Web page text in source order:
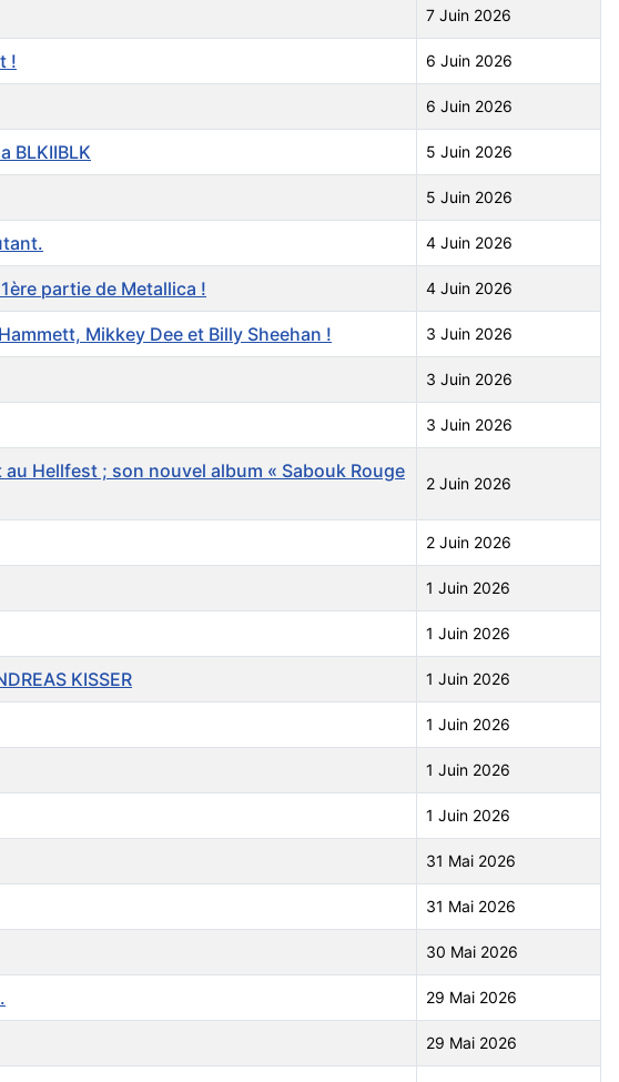
7 Juin 2026
! 6 Juin 2026
6 Juin 2026
BLKIIBLK 5 Juin 2026
5 Juin 2026
4 Juin 2026
partie de Metallica ! 4 Juin 2026
Mikkey Dee et Billy Sheehan ! 3 Juin 2026
3 Juin 2026
3 Juin 2026
Hellfest ; son nouvel album « Sabouk Rouge
2 Juin 2026
2 Juin 2026
1 Juin 2026
1 Juin 2026
KISSER 1 Juin 2026
1 Juin 2026
1 Juin 2026
1 Juin 2026
31 Mai 2026
31 Mai 2026
30 Mai 2026
29 Mai 2026
29 Mai 2026